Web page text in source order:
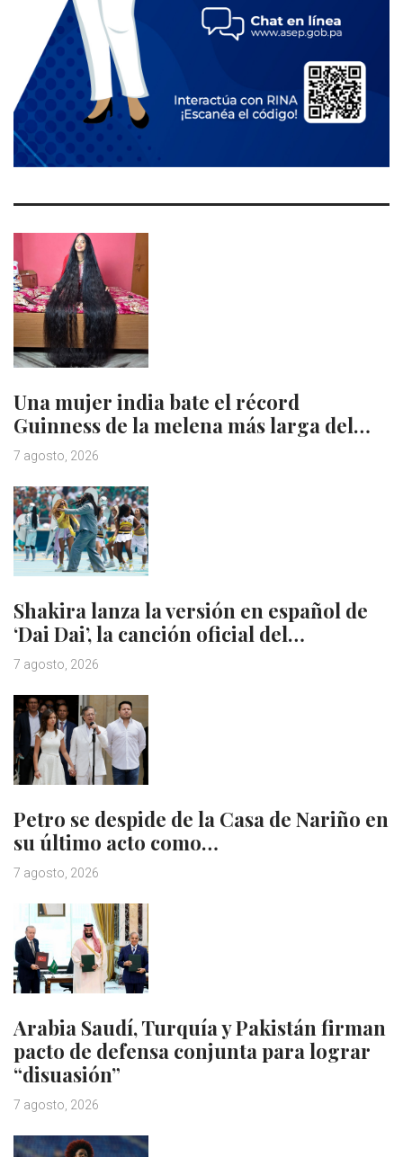
Una mujer india bate el récord
Guinness de la melena más larga del…
7 agosto, 2026
Shakira lanza la versión en español de
‘Dai Dai’, la canción oficial del…
7 agosto, 2026
Petro se despide de la Casa de Nariño en
su último acto como…
7 agosto, 2026
Arabia Saudí, Turquía y Pakistán firman
pacto de defensa conjunta para lograr
“disuasión”
7 agosto, 2026